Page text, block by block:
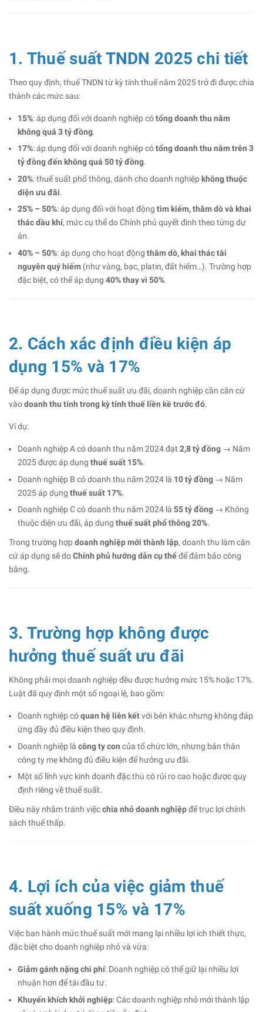
1. Thuế suất TNDN 2025 chi tiết
Theo quy định, thuế TNDN từ kỳ tính thuế năm 2025 trở đi được chia
thành các mức sau:
15%: áp dụng đối với doanh nghiệp cótổng doanh thu năm
không quá 3 tỷ đồng.
17%: áp dụng đối với doanh nghiệp cótổng doanh thu năm trên 3
tỷ đồng đến không quá 50 tỷ đồng.
20%: thuế suất phổ thông, dành cho doanh nghiệp không thuộc
diện ưu đãi.
25% – 50%: áp dụng đối với hoạt động tìm kiếm, thăm dò và khai
thác dầu khí, mức cụ thể do Chính phủ quyết định theo từng dự
án.
40% – 50%: áp dụng cho hoạt động thăm dò, khai thác tài
nguyên quý hiếm (như vàng, bạc, platin, đất hiếm…). Trường hợp
đặc biệt, có thể áp dụng 40% thay vì 50%.
2. Cách xác định điều kiện áp
dụng 15% và 17%
Để áp dụng được mức thuế suất ưu đãi, doanh nghiệp cần căn cứ
vàodoanh thu tính trong kỳ tính thuế liền kề trước đó.
Ví dụ:
Doanh nghiệp A có doanh thu năm 2024 đạt 2,8 tỷ đồng → Năm
2025 được áp dụng thuế suất 15%.
Doanh nghiệp B có doanh thu năm 2024 là 10 tỷ đồng → Năm
2025 áp dụng thuế suất 17%.
Doanh nghiệp C có doanh thu năm 2024 là 55 tỷ đồng → Không
thuộc diện ưu đãi, áp dụng thuế suất phổ thông 20%.
Trong trường hợpdoanh nghiệp mới thành lập, doanh thu làm căn
cứ áp dụng sẽ doChính phủ hướng dẫn cụ thểđể đảm bảo công
bằng.
3. Trường hợp không được
hưởng thuế suất ưu đãi
Không phải mọi doanh nghiệp đều được hưởng mức 15% hoặc 17%.
Luật đã quy định một số ngoại lệ, bao gồm:
Doanh nghiệp cóquan hệ liên kếtvới bên khác nhưng không đáp
ứng đầy đủ điều kiện theo quy định.
Doanh nghiệp là công ty con của tổ chức lớn, nhưng bản thân
công ty mẹ không đủ điều kiện để hưởng ưu đãi.
Một số lĩnh vực kinh doanh đặc thù có rủi ro cao hoặc được quy
định riêng về thuế suất.
Điều này nhằm tránh việcchia nhỏ doanh nghiệpđể trục lợi chính
sách thuế thấp.
4. Lợi ích của việc giảm thuế
suất xuống 15% và 17%
Việc ban hành mức thuế suất mới mang lại nhiều lợi ích thiết thực,
đặc biệt cho doanh nghiệp nhỏ và vừa:
Giảm gánh nặng chi phí: Doanh nghiệp có thể giữ lại nhiều lợi
nhuận hơn để tái đầu tư.
Khuyến khích khởi nghiệp: Các doanh nghiệp nhỏ mới thành lập